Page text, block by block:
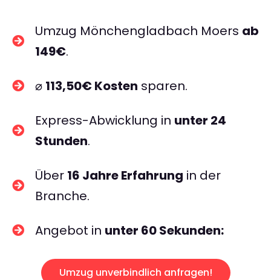
Umzug Mönchengladbach Moers ab
149€.
⌀ 113,50€ Kosten sparen.
Express-Abwicklung in unter 24
Stunden.
Über 16 Jahre Erfahrung in der
Branche.
Angebot in unter 60 Sekunden:
Umzug unverbindlich anfragen!